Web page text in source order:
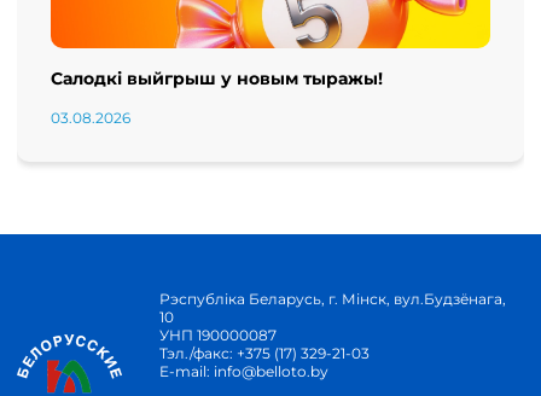
Салодкі выйгрыш у новым тыражы!
03.08.2026
Рэспубліка Беларусь, г. Мінск, вул.Будзёнага,
10
УНП 190000087
Тэл./факс: +375 (17) 329-21-03
E-mail: info@belloto.by